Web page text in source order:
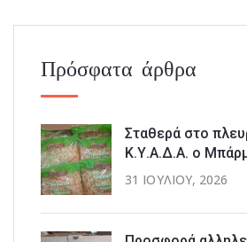
Πρόσφατα άρθρα
Σταθερά στο
Κ.Υ.Α.Δ.Α. ο
31 ΙΟΥΛΊΟΥ, 2026